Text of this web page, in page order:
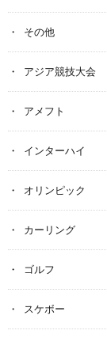
その他
アジア競技大会
アメフト
インターハイ
オリンピック
カーリング
ゴルフ
スケボー